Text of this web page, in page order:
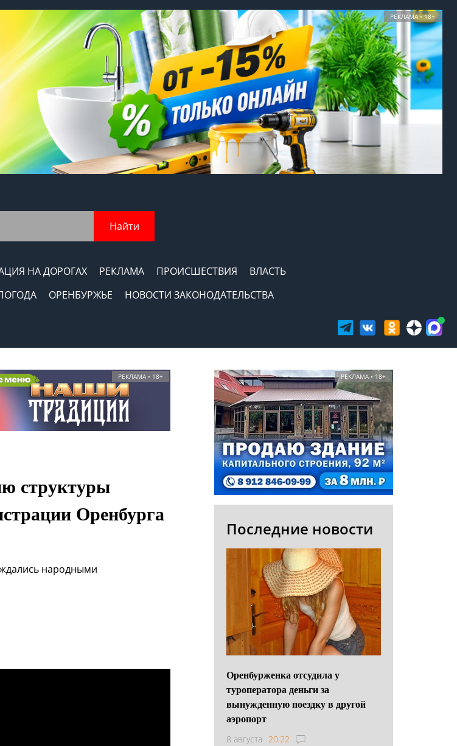
РЕКЛАМА • 18+
Найти
НА ДОРОГАХ РЕКЛАМА ПРОИСШЕСТВИЯ
ВЛАСТЬ
ОРЕНБУРЖЬЕ
НОВОСТИ ЗАКОНОДАТЕЛЬСТВА
РЕКЛАМА • 18+
структуры
Оренбурга
народными
РЕКЛАМА • 18+
Последние новости
Оренбурженка отсудила у
туроператора деньги за
вынужденную поездку в другой
аэропорт
8 августа 20:22